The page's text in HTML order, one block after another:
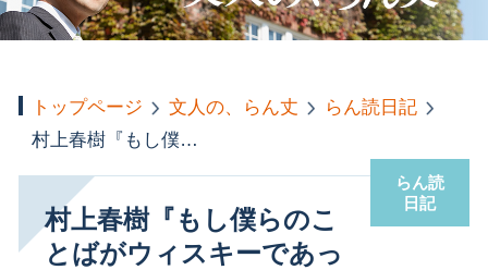
トップページ 文人の、らん丈
らん読日記
村上春樹『もし僕らのことばがウィスキーであったなら』新潮社
村上春樹『もし僕らのこ
とばがウィスキーであっ
らん読
日記